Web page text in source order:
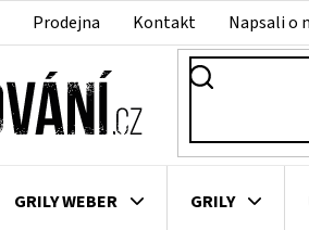
Prodejna Kontakt Napsali o
GRILY WEBER GRILY